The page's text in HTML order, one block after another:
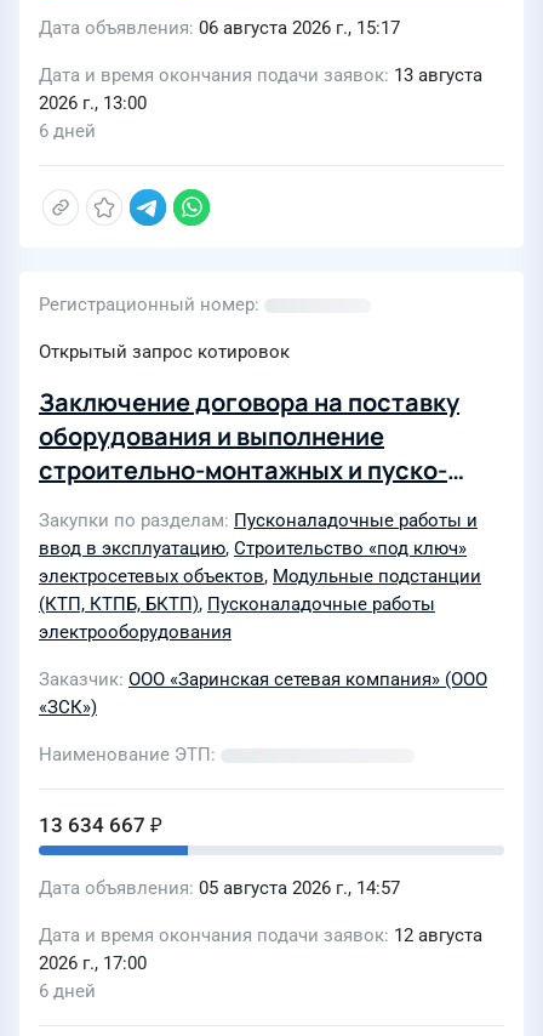
Дата объявления 06 августа 2026 г., 15:17
Дата и время окончания подачи заявок 13 августа
2026 г., 13:00
6 дней
Регистрационный номер
Открытый запрос котировок
Заключение договора на поставку
оборудования и выполнение
строительно-монтажных и пуско-
наладочных работ по объектам:
«Модернизация оборудования КТП 8-
13-11 в с.Черемное Алтайского края»,
«Модернизация оборудования КТП 8-
9-9 в с.Черемное Алтайского края» и
«Модернизация оборудования КТП
92-1-1 в п.Чуйский Алтайского края»
Закупки по разделам Пусконаладочные работы и
ввод в эксплуатацию, Строительство «под ключ»
электросетевых объектов, Модульные подстанции
(КТП, КТПБ, БКТП), Пусконаладочные работы
электрооборудования
Заказчик ООО «Заринская сетевая компания» (ООО
«ЗСК»)
Наименование ЭТП
13 634 667 ₽
Дата объявления 05 августа 2026 г., 14:57
Дата и время окончания подачи заявок 12 августа
2026 г., 17:00
6 дней